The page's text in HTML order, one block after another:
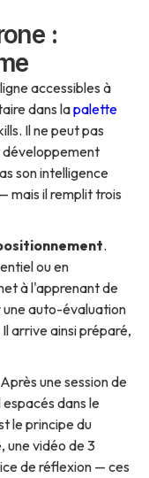
:
accessibles à
dans lapalette
Il ne peut pas
son intelligence
mais il remplit trois
.
ou en
à l'apprenant de
une auto-évaluation
arrive ainsi préparé,
une session de
dans le
le principe du
une vidéo de 3
de réflexion — ces